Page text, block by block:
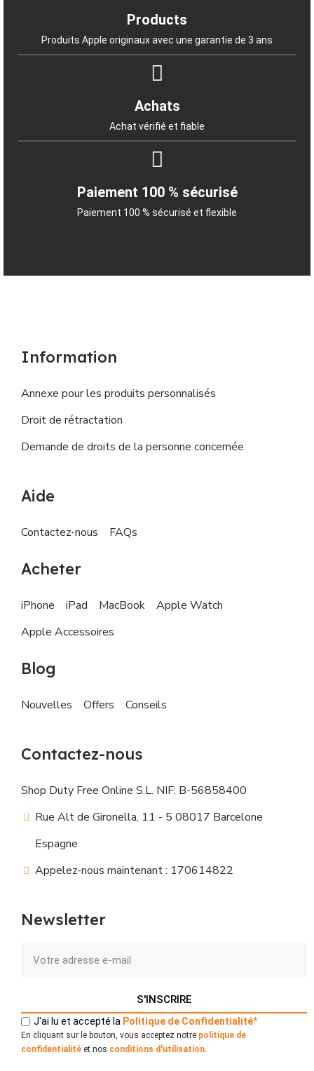
Products
Produits Apple originaux avec une garantie de 3 ans
Achats
Achat vérifié et fiable
Paiement 100 % sécurisé
Paiement 100 % sécurisé et flexible
Information
Annexe pour les produits personnalisés
Droit de rétractation
Demande de droits de la personne concernée
Aide
Contactez-nous FAQs
Acheter
iPhone iPad MacBook
Apple Watch
Apple Accessoires
Blog
Nouvelles Offers Conseils
Contactez-nous
Shop Duty Free Online S.L. NIF: B-56858400
Rue Alt de Gironella, 11 - 5 08017 Barcelone
Espagne
Appelez-nous maintenant : 170614822
Newsletter
S'INSCRIRE
J'ai lu et accepté la Politique de Confidentialité*
En cliquant sur le bouton, vous acceptez notre politique de
confidentialité et nos conditions d'utilisation.